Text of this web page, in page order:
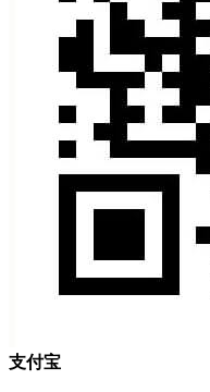
支付宝